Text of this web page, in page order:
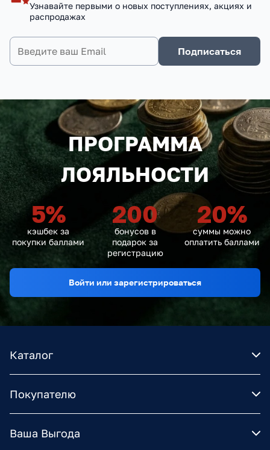
Узнавайте первыми о новых поступлениях, акциях и
распродажах
Подписаться
ПРОГРАММА
ЛОЯЛЬНОСТИ
5%
кэшбек за
покупки баллами
200
бонусов в
подарок за
регистрацию
20%
суммы можно
оплатить баллами
Войти или зарегистрироваться
Каталог
Покупателю
Ваша Выгода